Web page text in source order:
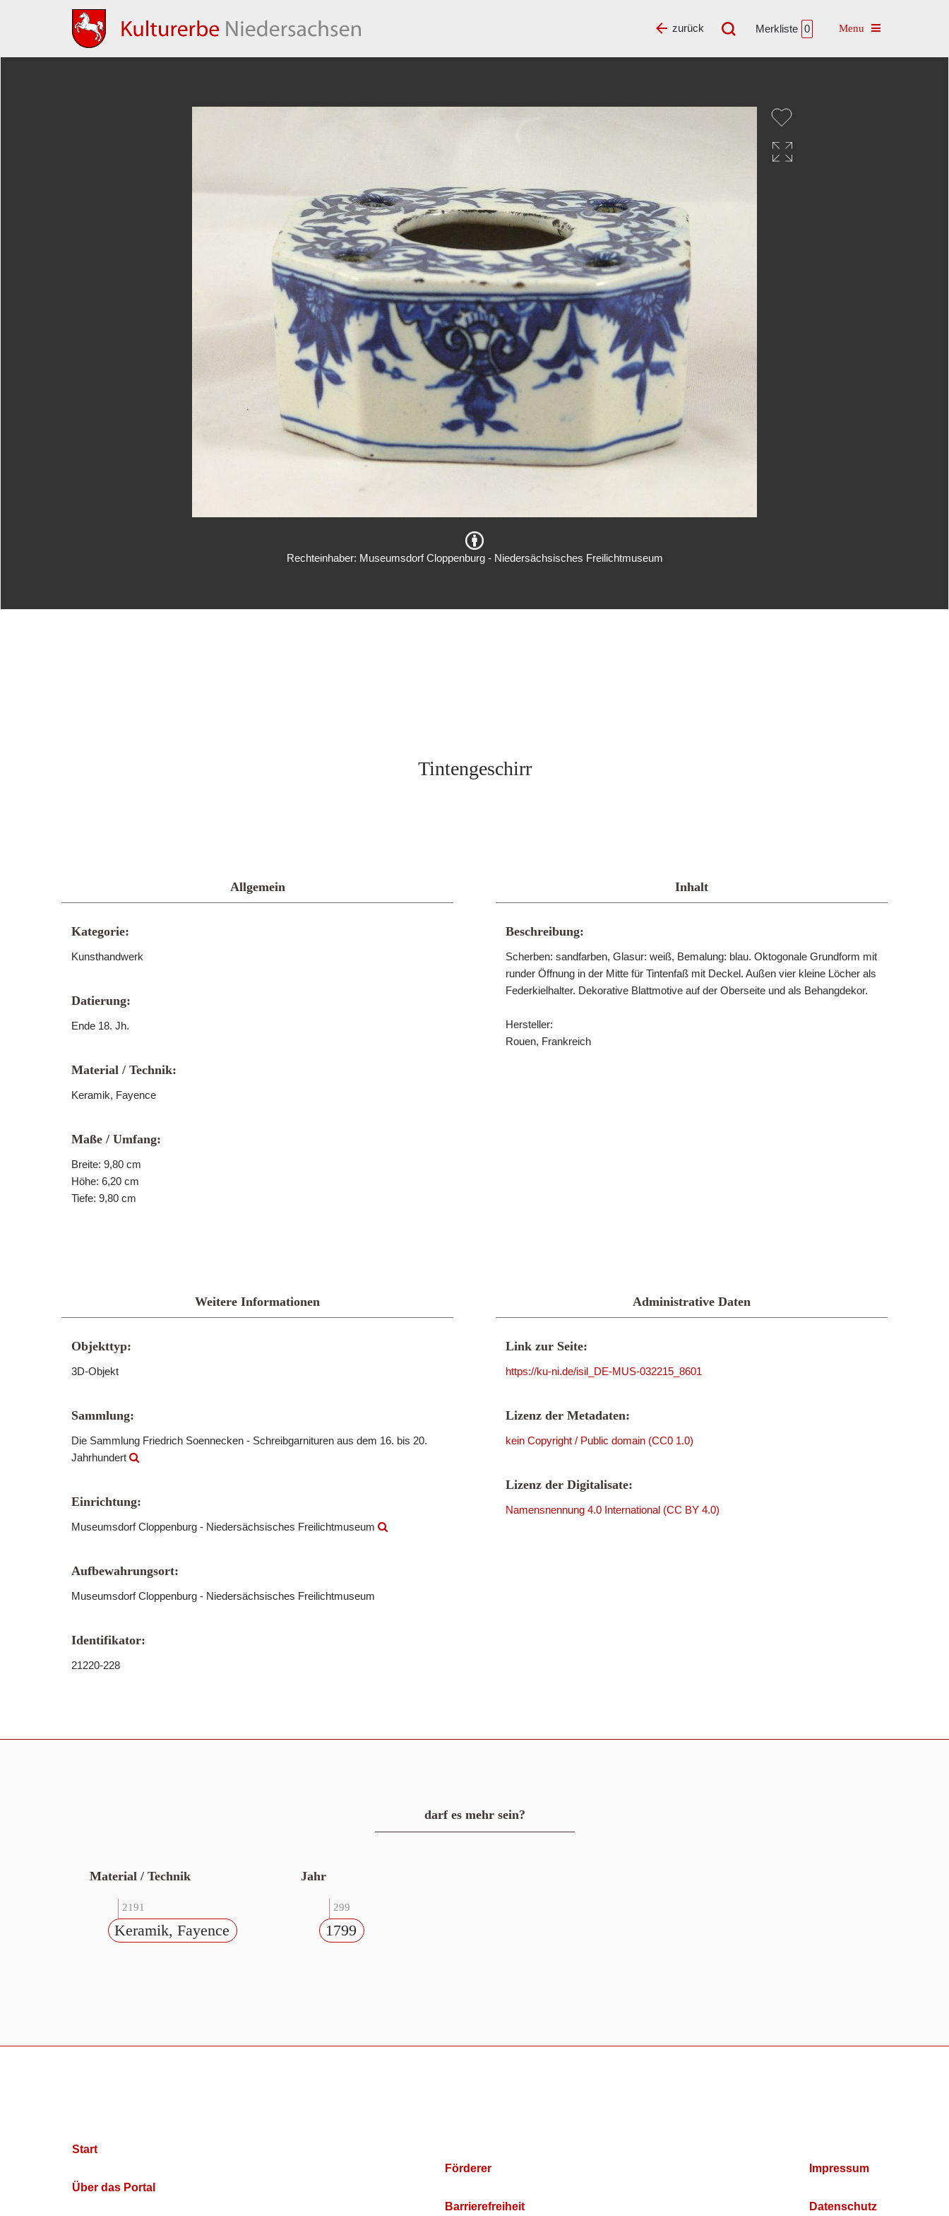
Merkliste 0 Toggle navigation
zurück
Rechteinhaber: Museumsdorf Cloppenburg - Niedersächsisches Freilichtmuseum
Tintengeschirr
Allgemein
Kategorie:
Kunsthandwerk
Datierung:
Ende 18. Jh.
Material / Technik:
Keramik, Fayence
Maße / Umfang:
Breite: 9,80 cm
Höhe: 6,20 cm
Tiefe: 9,80 cm
Inhalt
Beschreibung:
Scherben: sandfarben, Glasur: weiß, Bemalung: blau. Oktogonale Grundform mit
runder Öffnung in der Mitte für Tintenfaß mit Deckel. Außen vier kleine Löcher als
Federkielhalter. Dekorative Blattmotive auf der Oberseite und als Behangdekor.
Hersteller:
Rouen, Frankreich
Weitere Informationen
Objekttyp:
3D-Objekt
Sammlung:
Die Sammlung Friedrich Soennecken - Schreibgarnituren aus dem 16. bis 20.
Jahrhundert
Einrichtung:
Museumsdorf Cloppenburg - Niedersächsisches Freilichtmuseum
Aufbewahrungsort:
Museumsdorf Cloppenburg - Niedersächsisches Freilichtmuseum
Identifikator:
21220-228
Administrative Daten
Link zur Seite:
https://ku-ni.de/isil_DE-MUS-032215_8601
Lizenz der Metadaten:
kein Copyright / Public domain (CC0 1.0)
Lizenz der Digitalisate:
Namensnennung 4.0 International (CC BY 4.0)
darf es mehr sein?
Material / Technik
2191
Keramik, Fayence
Jahr
299
1799
Start
Über das Portal
Förderer
Barrierefreiheit
Impressum
Datenschutz